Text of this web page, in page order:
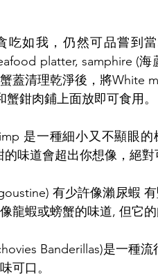
吃如我，仍然可品嘗到
platter, samphire (
蓋清理乾淨後，將White
鉗肉鋪上面放即可食用。
是一種細小又不顯眼
味道會超出你想像，絕對
有少許像瀨尿蝦
龍蝦或螃蟹的味道, 但它的
Banderillas)是一種
可口。